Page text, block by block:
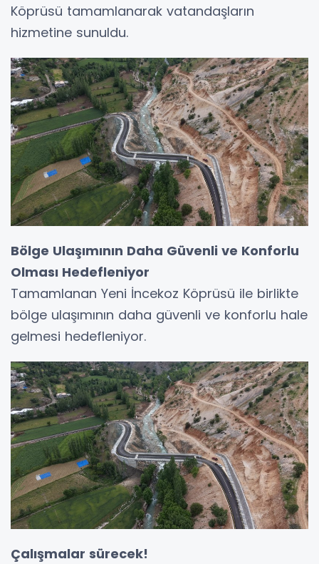
Köprüsü tamamlanarak vatandaşların
hizmetine sunuldu.
Bölge Ulaşımının Daha Güvenli ve Konforlu
Olması Hedefleniyor
Tamamlanan Yeni İncekoz Köprüsü ile birlikte
bölge ulaşımının daha güvenli ve konforlu hale
gelmesi hedefleniyor.
Çalışmalar sürecek!